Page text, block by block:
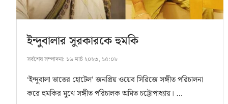
ইন্দুবালার সুরকারকে হুমকি
সর্বশেষ সম্পাদনা: ১৬ মার্চ ২০২৩, ১৫:০৮
‘ইন্দুবালা ভাতের হোটেল’ জনপ্রিয় ওয়েব সিরিজে সঙ্গীত পরিচালনা
করে হুমকির মুখে সঙ্গীত পরিচালক অমিত চট্টোপাধ্যায়। …